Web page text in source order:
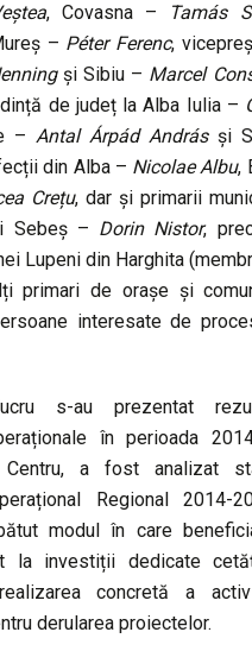
, Covasna –
Tamás
– Péter Ferenc,
și Sibiu – Marcel
de județ la Alba Iulia –
– Antal Árpád Andrásși
din Alba – Nicolae Albu,
Crețu, dar și primarii
– Dorin Nistor,
Lupeni din Harghita
primari de orașe și
interesate de
s-au prezentat
în perioada
Centru, a fost analizat
Regional 2014-
modul în care
la investiții dedicate
concretă a
derularea proiectelor.